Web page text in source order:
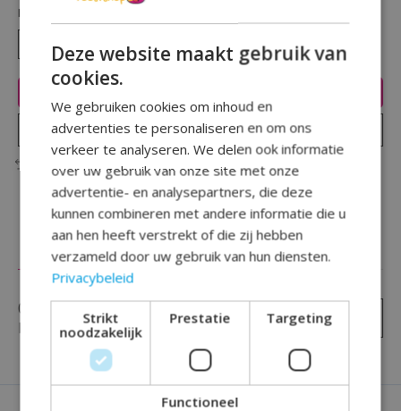
Hoeveelheid:
Plaats bestelling
Toevoegen om te vergelijken
Reviews (0)
0 sterren op basis van0
beoordelingen
Je beoordeling toevoegen
Deze website maakt gebruik van
cookies.
We gebruiken cookies om inhoud en
advertenties te personaliseren en om ons
verkeer te analyseren. We delen ook informatie
over uw gebruik van onze site met onze
advertentie- en analysepartners, die deze
kunnen combineren met andere informatie die u
aan hen heeft verstrekt of die zij hebben
verzameld door uw gebruik van hun diensten.
Privacybeleid
Strikt
noodzakelijk
Prestatie Targeting
Functioneel